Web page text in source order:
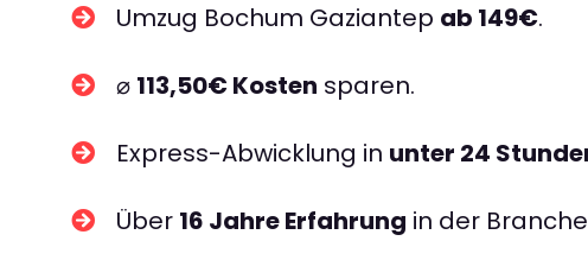
Umzug Bochum Gaziantep ab 149€.
⌀ 113,50€ Kosten sparen.
Express-Abwicklung in unter 24
Über 16 Jahre Erfahrung in der